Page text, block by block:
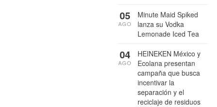
Minute Maid Spiked
lanza su Vodka
Lemonade Iced Tea
05
AGO
HEINEKEN México y
Ecolana presentan
campaña que busca
incentivar la
separación y el
reciclaje de residuos
04
AGO